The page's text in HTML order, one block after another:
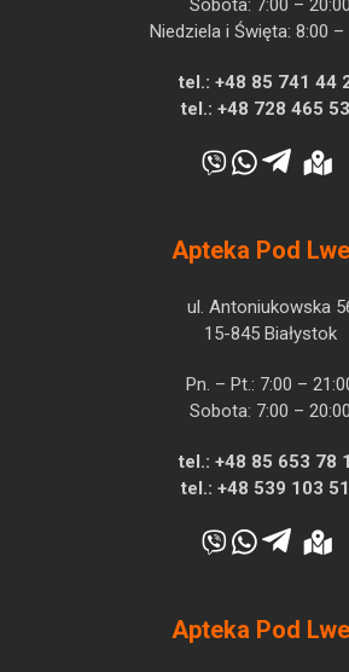
Sobota: 7:00 – 20:00
Niedziela i Święta: 8:00 –
tel.: +48 85 741 44
tel.: +48 728 465
Apteka Pod
ul. Antoniukowska
15-845 Białystok
Pn. – Pt.: 7:00 –
Sobota: 7:00 – 20:00
tel.: +48 85 653 78
tel.: +48 539 103
Apteka Pod